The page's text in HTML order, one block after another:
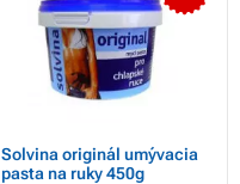
Solvina originál umývacia
pasta na ruky 450g